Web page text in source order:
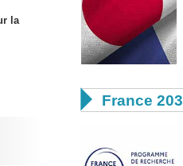
la
 France